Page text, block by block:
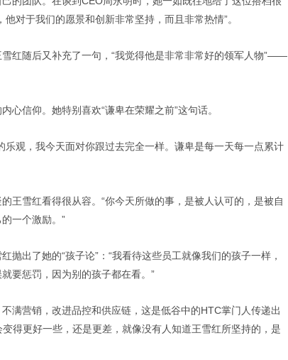
对于我们的愿景和创新非常坚持，而且非常热情”。
红随后又补充了一句，“我觉得他是非常非常好的领军人物”——
心信仰。她特别喜欢“谦卑在荣耀之前”这句话。
乐观，我今天面对你跟过去完全一样。谦卑是每一天每一点累计
王雪红看得很从容。“你今天所做的事，是被人认可的，是被自
一个激励。”
抛出了她的“孩子论”：“我看待这些员工就像我们的孩子一样，
要惩罚，因为别的孩子都在看。”
满营销，改进品控和供应链，这是低谷中的HTC掌门人传递出
得更好一些，还是更差，就像没有人知道王雪红所坚持的，是